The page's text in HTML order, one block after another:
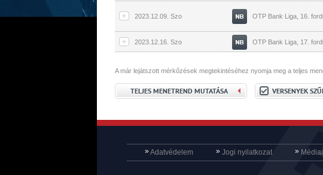
2023.12.09. Szo OTP Bank Liga, 16.
2023.12.16. Szo OTP Bank Liga, 17.
A már lejátszott mérkőzések megtekintéséhez nyomja meg a teljes
TELJES MENETREND MUTATÁSA VERSENYEK
»Adatvédelem » Jogi nyilatkozat »